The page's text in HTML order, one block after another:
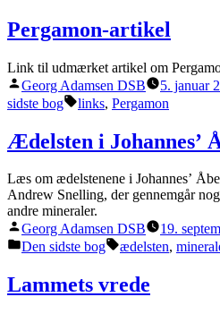
Pergamon-artikel
Link til udmærket artikel om
Posted
by
Georg Adamsen DSB 5. januar
sidste bog
Tags:
links, Pergamon
Ædelsten i Johannesʼ
Læs om ædelstenene i Johannesʼ
Andrew Snelling, der gennemgår
andre mineraler.
Posted
by
Georg Adamsen DSB 19.
Posted
Den sidste bog Tags:
ædelsten,
Lammets vrede